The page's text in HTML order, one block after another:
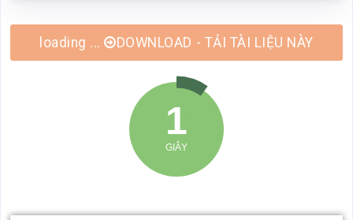
DOWNLOAD - TẢI TÀI LIỆU NÀY